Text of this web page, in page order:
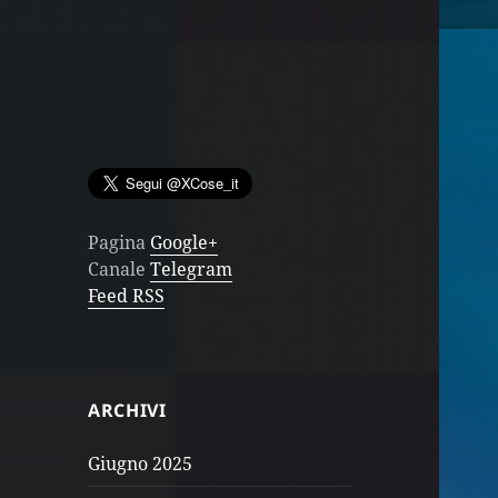
Pagina Google+
CanaleTelegram
Feed RSS
ARCHIVI
Giugno 2025